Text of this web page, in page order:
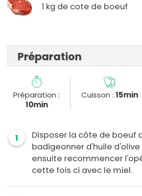
1 kg de cote de boeuf
Préparation
Préparation :
10min
Cuisson : 15min
1
Disposer la côte de boeuf
badigeonner d'huile
ensuite recommencer
cette fois ci avec le miel.